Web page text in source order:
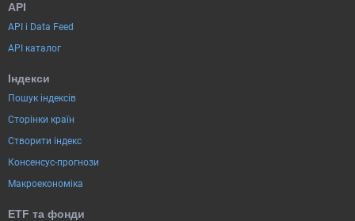
API
API і Data Feed
API каталог
Індекси
Пошук індексів
Сторінки країн
Створити індекс
Консенсус-прогнози
Макроекономіка
ETF та фонди